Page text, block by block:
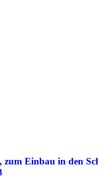
zum Einbau in den